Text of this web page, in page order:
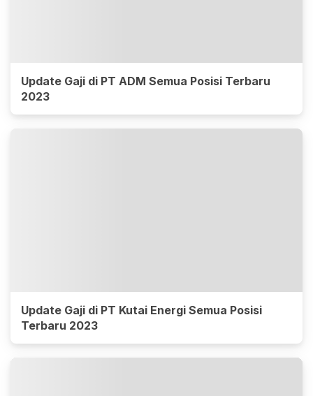
Update Gaji di PT ADM Semua Posisi Terbaru
2023
Update Gaji di PT Kutai Energi Semua Posisi
Terbaru 2023